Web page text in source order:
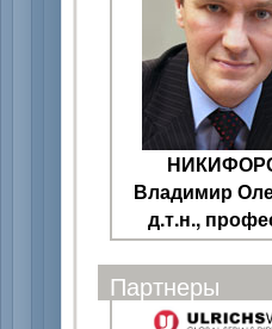
Владимир
д.т.н.,
Партнеры